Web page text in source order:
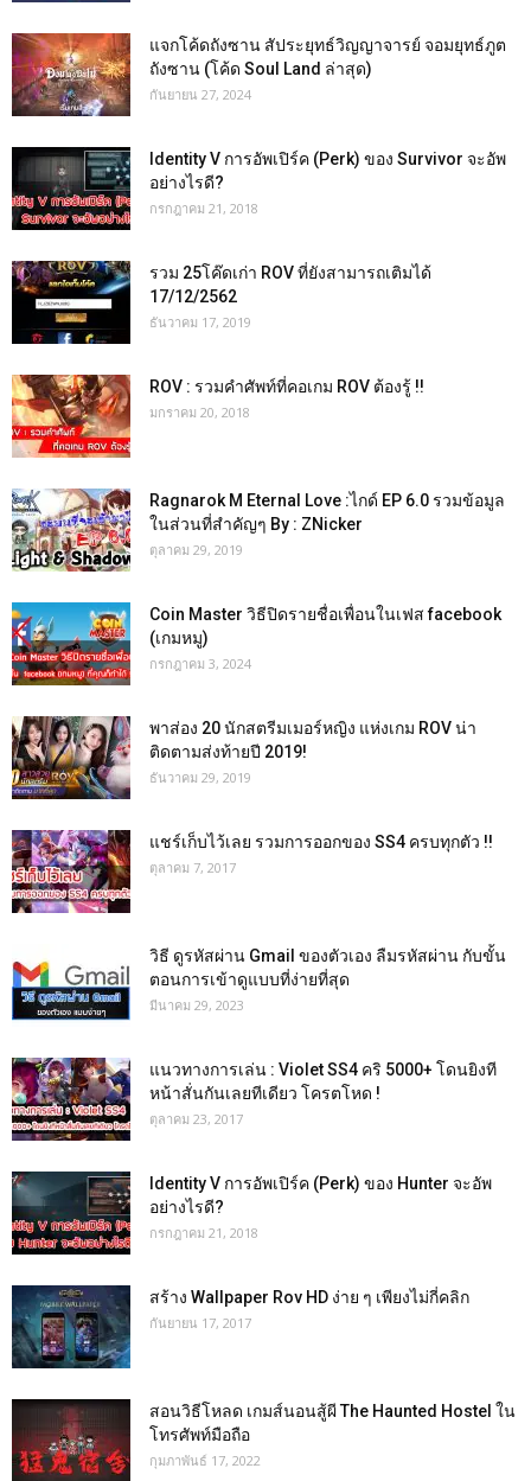
แจกโค้ดถังซาน สัประยุทธ์วิญญาจารย์ จอมยุทธ์ภูต
ถังซาน (โค้ด Soul Land ล่าสุด)
กันยายน 27, 2024
Identity V การอัพเปิร์ค (Perk) ของ Survivor จะอัพ
อย่างไรดี?
กรกฎาคม 21, 2018
รวม 25โค๊ดเก่า ROV ที่ยังสามารถเติมได้
17/12/2562
ธันวาคม 17, 2019
ROV : รวมคำศัพท์ที่คอเกม ROV ต้องรู้ !!
มกราคม 20, 2018
Ragnarok M Eternal Love :ไกด์ EP 6.0 รวมข้อมูล
ในส่วนที่สำคัญๆ By : ZNicker
ตุลาคม 29, 2019
Coin Master วิธีปิดรายชื่อเพื่อนในเฟส facebook
(เกมหมู)
กรกฎาคม 3, 2024
พาส่อง 20 นักสตรีมเมอร์หญิง แห่งเกม ROV น่า
ติดตามส่งท้ายปี 2019!
ธันวาคม 29, 2019
แชร์เก็บไว้เลย รวมการออกของ SS4 ครบทุกตัว !!
ตุลาคม 7, 2017
วิธี ดูรหัสผ่าน Gmail ของตัวเอง ลืมรหัสผ่าน กับขั้น
ตอนการเข้าดูแบบที่ง่ายที่สุด
มีนาคม 29, 2023
แนวทางการเล่น : Violet SS4 คริ 5000+ โดนยิงที
หน้าสั่นกันเลยทีเดียว โครตโหด !
ตุลาคม 23, 2017
Identity V การอัพเปิร์ค (Perk) ของ Hunter จะอัพ
อย่างไรดี?
กรกฎาคม 21, 2018
สร้าง Wallpaper Rov HD ง่าย ๆ เพียงไม่กี่คลิก
กันยายน 17, 2017
สอนวิธีโหลด เกมส์นอนสู้ผี The Haunted Hostel ใน
โทรศัพท์มือถือ
กุมภาพันธ์ 17, 2022